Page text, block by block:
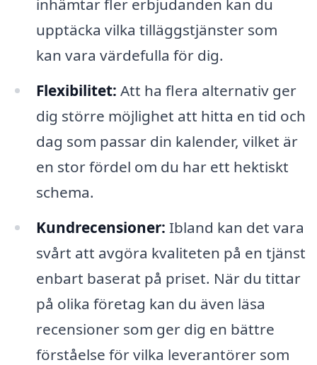
inhämtar fler erbjudanden kan du
upptäcka vilka tilläggstjänster som
kan vara värdefulla för dig.
Flexibilitet: Att ha flera alternativ ger
dig större möjlighet att hitta en tid och
dag som passar din kalender, vilket är
en stor fördel om du har ett hektiskt
schema.
Kundrecensioner: Ibland kan det vara
svårt att avgöra kvaliteten på en tjänst
enbart baserat på priset. När du tittar
på olika företag kan du även läsa
recensioner som ger dig en bättre
förståelse för vilka leverantörer som